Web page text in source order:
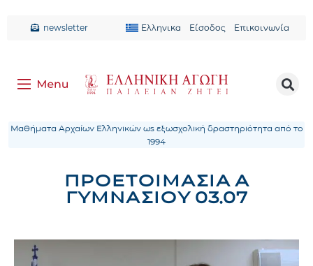
newsletter Ελληνικα Είσοδος Επικοινωνία
Μαθήματα Αρχαίων Ελληνικών ως εξωσχολική δραστηριότητα από το
1994
ΠΡΟΕΤΟΙΜΑΣΙΑ Α
ΓΥΜΝΑΣΙΟΥ 03.07